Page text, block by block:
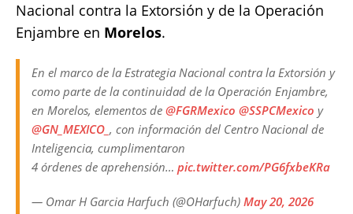
Nacional contra la Extorsión y de la Operación
Enjambre en Morelos.
En el marco de la Estrategia Nacional contra la Extorsión y
como parte de la continuidad de la Operación Enjambre,
en Morelos, elementos de @FGRMexico @SSPCMexico y
@GN_MEXICO_ , con información del Centro Nacional de
Inteligencia, cumplimentaron
4 órdenes de aprehensión… pic.twitter.com/PG6fxbeKRa
— Omar H Garcia Harfuch (@OHarfuch) May 20, 2026